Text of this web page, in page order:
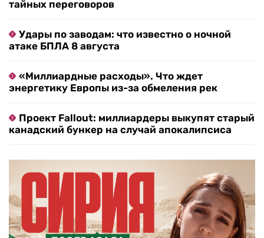
тайных переговоров
Удары по заводам: что известно о ночной
атаке БПЛА 8 августа
«Миллиардные расходы». Что ждет
энергетику Европы из-за обмеления рек
Проект Fallout: миллиардеры выкупят старый
канадский бункер на случай апокалипсиса